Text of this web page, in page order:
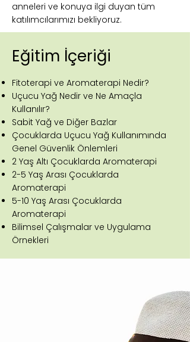
anneleri ve konuya ilgi duyan tüm
katılımcılarımızı bekliyoruz.
Eğitim İçeriği
Fitoterapi ve Aromaterapi Nedir?
Uçucu Yağ Nedir ve Ne Amaçla
Kullanılır?
Sabit Yağ ve Diğer Bazlar
Çocuklarda Uçucu Yağ Kullanımında
Genel Güvenlik Önlemleri
2 Yaş Altı Çocuklarda Aromaterapi
2-5 Yaş Arası Çocuklarda
Aromaterapi
5-10 Yaş Arası Çocuklarda
Aromaterapi
Bilimsel Çalışmalar ve Uygulama
Örnekleri